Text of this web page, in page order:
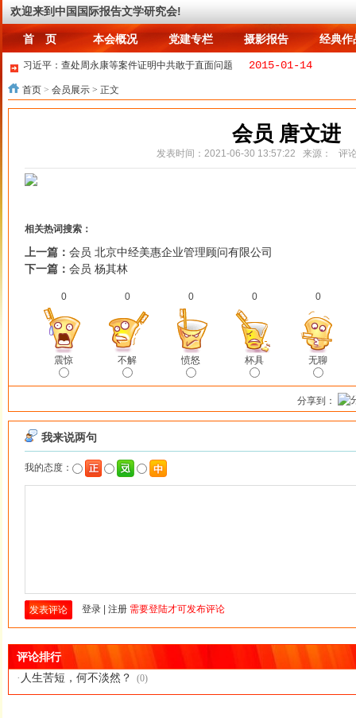
欢迎来到中国国际报告文学研究会!
首 页
首 页
本会概况
本会概况
党建专栏
党建专栏
摄影报告 经典作
习近平：查处周永康等案件证明中共敢于直面问题 2015-01-14
习近平重要讲话释放反腐六大信号
在公司混日子，伤害的是自己 2015-01-21
寒溪讲故事~球君与狐姐~1.九尾？七尾？ 2025-03-13
何为情，亦或爱 2015-01-05
中日重启海上磋商 消息称双方在钓鱼岛军力集中
首页 > 会员展示 > 正文
会员 唐文进
发表时间：2021-06-30 13:57:22 来源： 评
相关热词搜索：
上一篇： 会员 北京中经美惠企业管理顾问有限公司
下一篇： 会员 杨其林
0
震惊
0
不解
0
愤怒
0
杯具
0
无聊
分享到：
评论排行
· 人生苦短，何不淡然？ (0)